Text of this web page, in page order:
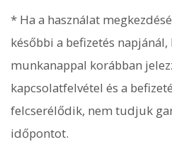
* Ha a használat
későbbi a befizetés
munkanappal korábban
kapcsolatfelvétel és a
felcserélődik, nem tudjuk
időpontot.